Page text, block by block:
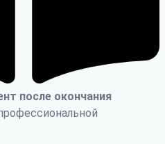
после окончания